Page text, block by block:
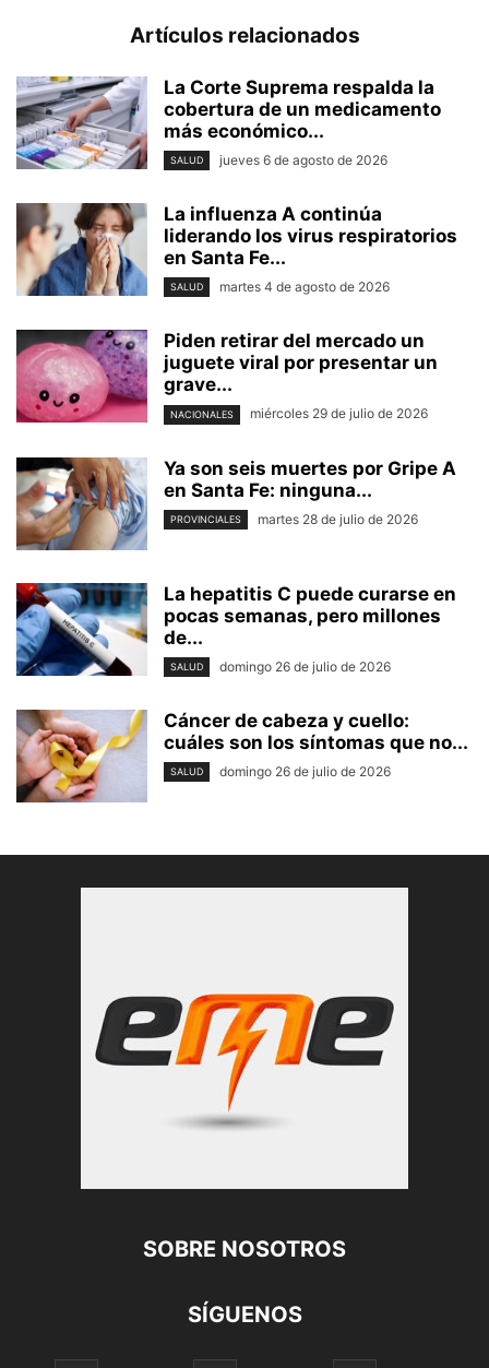
Artículos relacionados
La Corte Suprema respalda la
cobertura de un medicamento
más económico...
SALUD jueves 6 de agosto de 2026
La influenza A continúa
liderando los virus respiratorios
en Santa Fe...
SALUD martes 4 de agosto de 2026
Piden retirar del mercado un
juguete viral por presentar un
grave...
NACIONALES miércoles 29 de julio de 2026
Ya son seis muertes por Gripe A
en Santa Fe: ninguna...
PROVINCIALES martes 28 de julio de 2026
La hepatitis C puede curarse en
pocas semanas, pero millones
de...
SALUD domingo 26 de julio de 2026
Cáncer de cabeza y cuello:
cuáles son los síntomas que no...
SALUD domingo 26 de julio de 2026
SOBRE NOSOTROS
SÍGUENOS